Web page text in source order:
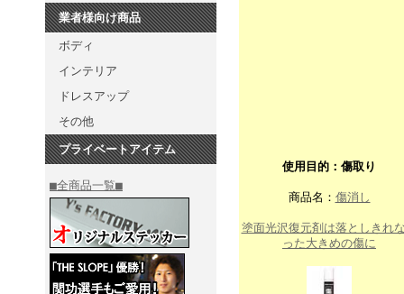
業者様向け商品
ボディ
インテリア
ドレスアップ
その他
プライベートアイテム
■全商品一覧■
使用目的：傷取り
商品名： 傷消し
塗面光沢復元剤は落としきれ
った大きめの傷に